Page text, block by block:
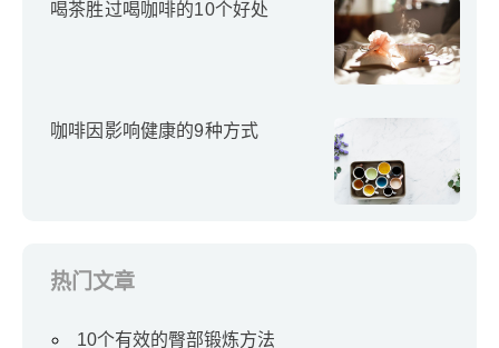
喝茶胜过喝咖啡的10个好处
咖啡因影响健康的9种方式
热门文章
10个有效的臀部锻炼方法